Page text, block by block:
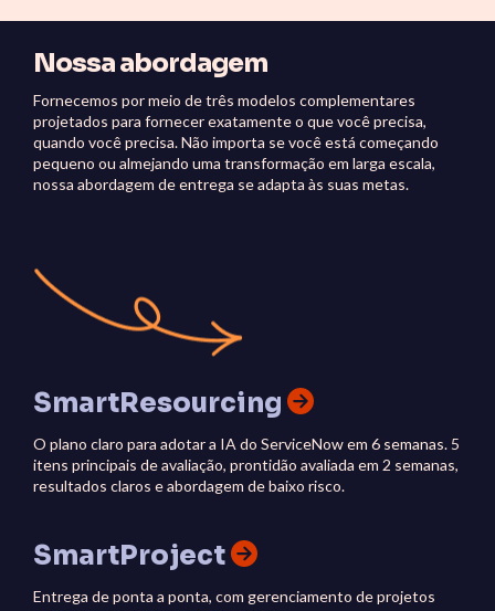
Nossa abordagem
Fornecemos por meio de três modelos complementares
projetados para fornecer exatamente o que você precisa,
quando você precisa. Não importa se você está começando
pequeno ou almejando uma transformação em larga escala,
nossa abordagem de entrega se adapta às suas metas.
SmartResourcing
O plano claro para adotar a IA do ServiceNow em 6 semanas. 5
itens principais de avaliação, prontidão avaliada em 2 semanas,
resultados claros e abordagem de baixo risco.
SmartProject
Entrega de ponta a ponta, com gerenciamento de projetos